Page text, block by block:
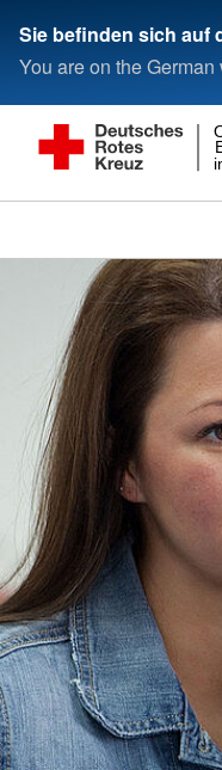
Sie befinden sich auf
You are on the